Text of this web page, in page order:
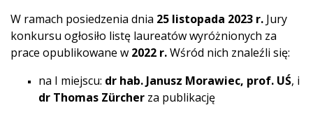
W ramach posiedzenia dnia 25 listopada 2023 r. Jury
konkursu ogłosiło listę laureatów wyróżnionych za
prace opublikowane w 2022 r.Wśród nich znaleźli się:
na I miejscu: dr hab. Janusz Morawiec, prof. UŚ, i
dr Thomas Zürcher za publikację